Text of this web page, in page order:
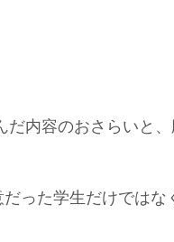
だ内容のおさらいと
った学生だけではな